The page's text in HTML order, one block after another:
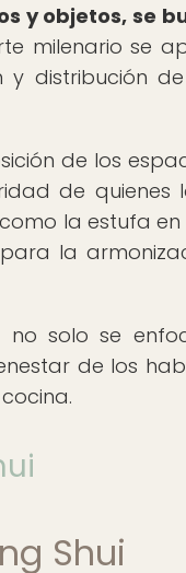
y objetos, se
milenario se
distribución
de los
de quienes
la estufa
la
solo se
de los
Shui